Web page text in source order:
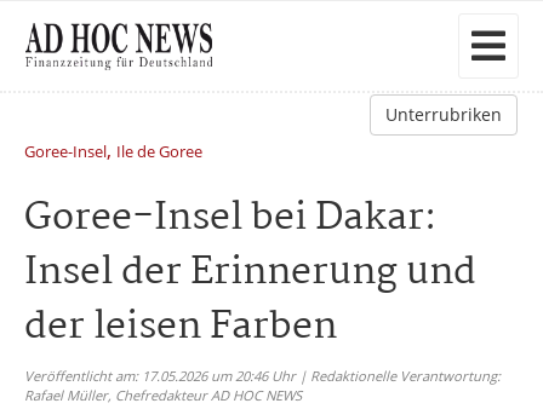
Unterrubriken
Goree-Insel, Ile de Goree
Goree-Insel bei Dakar:
Insel der Erinnerung und
der leisen Farben
Veröffentlicht am: 17.05.2026 um 20:46 Uhr | Redaktionelle Verantwortung:
Rafael Müller, Chefredakteur AD HOC NEWS